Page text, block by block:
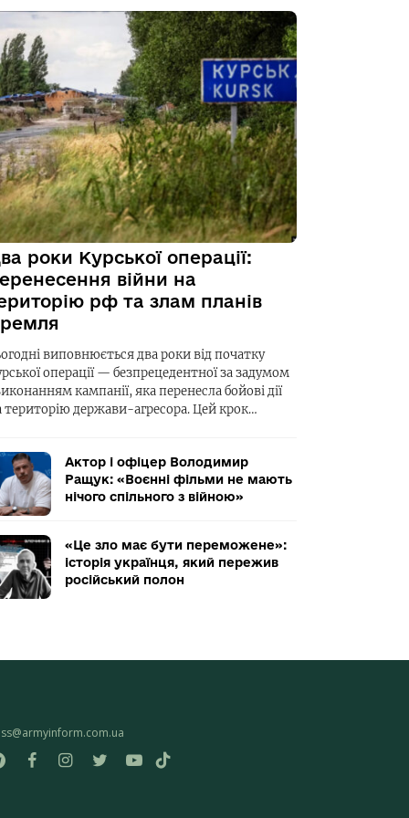
роки Курської операції:
війни на
рф та злам планів
виповнюється два роки від початку
операції — безпрецедентної за задумом
кампанії, яка перенесла бойові дії
територію держави-агресора. Цей крок…
Актор і офіцер Володимир
Ращук: «Воєнні фільми не мають
нічого спільного з війною»
«Це зло має бути переможене»:
історія українця, який пережив
російський полон